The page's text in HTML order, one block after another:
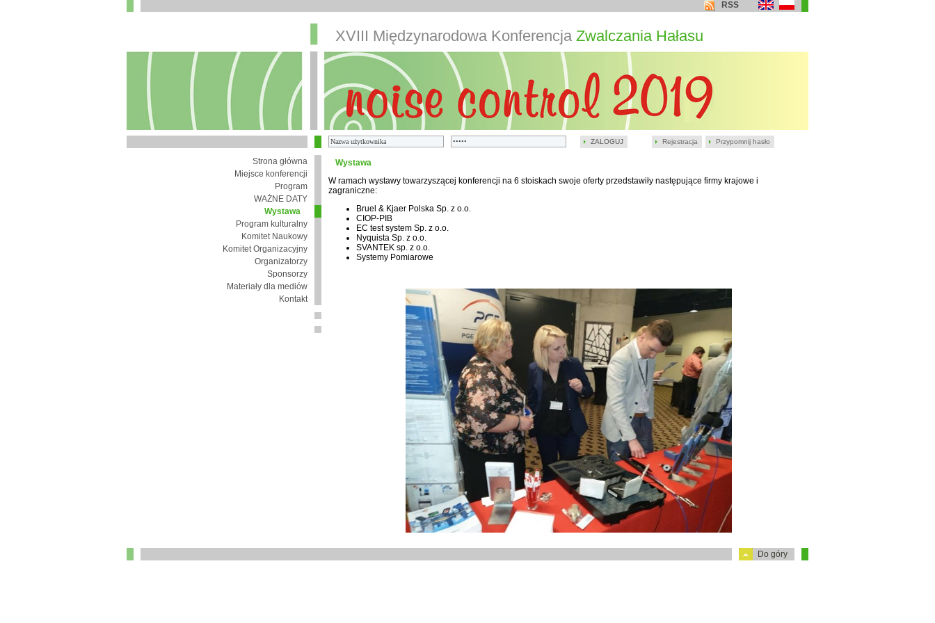
ZALOGUJ Rejestracja Przypomnij hasło
RSS
XVIII Międzynarodowa Konferencja Zwalczania Hałasu
Strona główna
Miejsce konferencji
Program
WAŻNE DATY
Wystawa
Program kulturalny
Komitet Naukowy
Komitet Organizacyjny
Organizatorzy
Sponsorzy
Materiały dla mediów
Kontakt
Wystawa
W ramach wystawy towarzyszącej konferencji na 6 stoiskach swoje oferty przedstawiły następujące firmy krajowe i
zagraniczne:
Bruel & Kjaer Polska Sp. z o.o.
CIOP-PIB
EC test system Sp. z o.o.
Nyquista Sp. z o.o.
SVANTEK sp. z o.o.
Systemy Pomiarowe
Do góry